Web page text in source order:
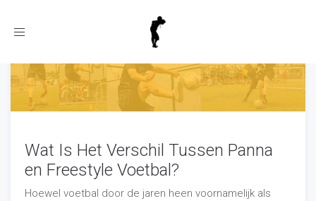
Toggle
Wat Is Het Verschil Tussen Panna
en Freestyle Voetbal?
Hoewel voetbal door de jaren heen voornamelijk als